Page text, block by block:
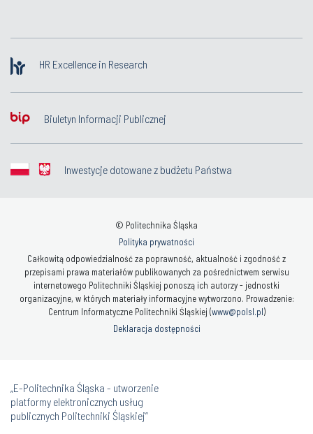
HR Excellence in Research
Biuletyn Informacji Publicznej
Inwestycje dotowane z budżetu Państwa
© Politechnika Śląska
Polityka prywatności
Całkowitą odpowiedzialność za poprawność, aktualność i zgodność z
przepisami prawa materiałów publikowanych za pośrednictwem serwisu
internetowego Politechniki Śląskiej ponoszą ich autorzy - jednostki
organizacyjne, w których materiały informacyjne wytworzono. Prowadzenie:
Centrum Informatyczne Politechniki Śląskiej (www@polsl.pl)
Deklaracja dostępności
„E-Politechnika Śląska - utworzenie
platformy elektronicznych usług
publicznych Politechniki Śląskiej”